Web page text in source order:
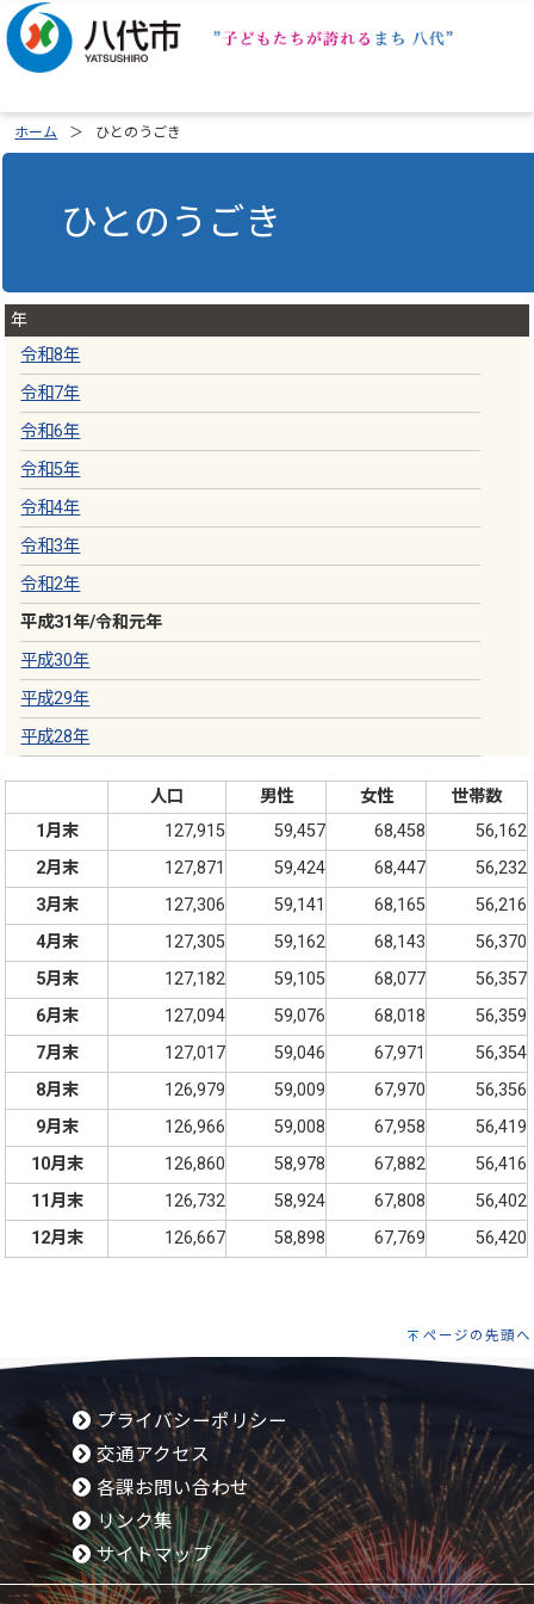
ホーム ひとのうごき
ひとのうごき
年
令和8年
令和7年
令和6年
令和5年
令和4年
令和3年
令和2年
平成31年/令和元年
平成30年
平成29年
平成28年
人口 男性 女性
世帯数
1月末
127,915 59,457 68,458
56,162
2月末
127,871 59,424 68,447
56,232
3月末
127,306 59,141 68,165
56,216
4月末
127,305 59,162 68,143
56,370
5月末
127,182 59,105 68,077
56,357
6月末
127,094 59,076 68,018
56,359
7月末
127,017 59,046 67,971
56,354
8月末
126,979 59,009 67,970
56,356
9月末
126,966 59,008 67,958
56,419
10月末
126,860 58,978 67,882
56,416
11月末
126,732 58,924 67,808
56,402
12月末
126,667 58,898 67,769 56,420
ページの先頭へ
プライバシーポリシー
交通アクセス
各課お問い合わせ
リンク集
サイトマップ